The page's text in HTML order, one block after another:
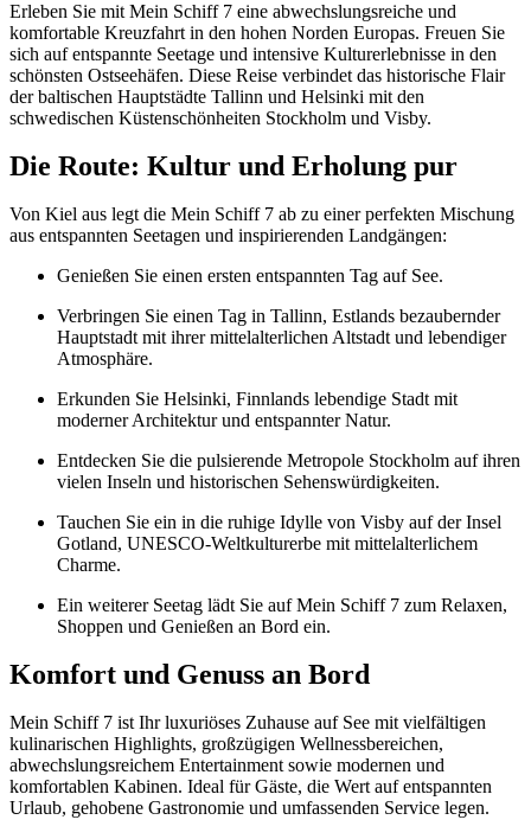
Erleben Sie mit Mein Schiff 7 eine abwechslungsreiche und
komfortable Kreuzfahrt in den hohen Norden Europas. Freuen Sie
sich auf entspannte Seetage und intensive Kulturerlebnisse in den
schönsten Ostseehäfen. Diese Reise verbindet das historische Flair
der baltischen Hauptstädte Tallinn und Helsinki mit den
schwedischen Küstenschönheiten Stockholm und Visby.
Die Route: Kultur und Erholung pur
Von Kiel aus legt die Mein Schiff 7 ab zu einer perfekten Mischung
aus entspannten Seetagen und inspirierenden Landgängen:
Genießen Sie einen ersten entspannten Tag auf See.
Verbringen Sie einen Tag in Tallinn, Estlands bezaubernder
Hauptstadt mit ihrer mittelalterlichen Altstadt und lebendiger
Atmosphäre.
Erkunden Sie Helsinki, Finnlands lebendige Stadt mit
moderner Architektur und entspannter Natur.
Entdecken Sie die pulsierende Metropole Stockholm auf ihren
vielen Inseln und historischen Sehenswürdigkeiten.
Tauchen Sie ein in die ruhige Idylle von Visby auf der Insel
Gotland, UNESCO-Weltkulturerbe mit mittelalterlichem
Charme.
Ein weiterer Seetag lädt Sie auf Mein Schiff 7 zum Relaxen,
Shoppen und Genießen an Bord ein.
Komfort und Genuss an Bord
Mein Schiff 7 ist Ihr luxuriöses Zuhause auf See mit vielfältigen
kulinarischen Highlights, großzügigen Wellnessbereichen,
abwechslungsreichem Entertainment sowie modernen und
komfortablen Kabinen. Ideal für Gäste, die Wert auf entspannten
Urlaub, gehobene Gastronomie und umfassenden Service legen.